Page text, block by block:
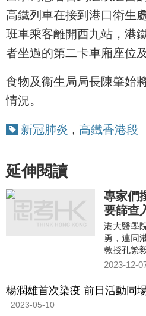
高鐵列車在接到港口衛生
班車乘客離開西九站，港
者坐過的第二卡車廂座位
食物及衞生局局長陳肇始
情況。
新冠肺炎 , 高鐵香港段
延伸閱讀
專家們
要篩查
港大醫學
勇，連同
教授孔繁
文，就香
2023-12-
楊潤雄首次染疫 前日活動同
2023-05-10